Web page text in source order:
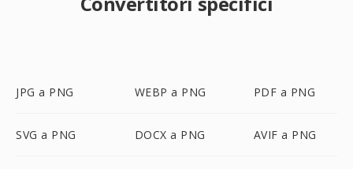
JPG a PNG WEBP a PNG PDF a PNG
SVG a PNG DOCX a PNG AVIF a PNG